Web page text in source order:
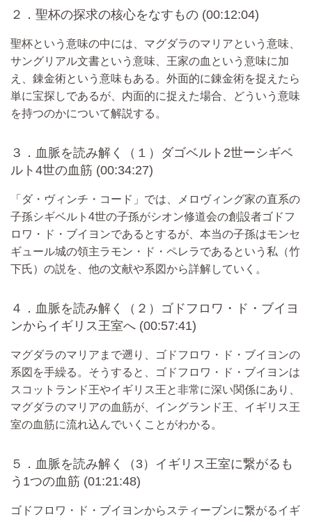
２．聖杯の探求の核心をなすもの (00:12:04)
聖杯という意味の中には、マグダラのマリアという意味、
サングリアル文書という意味、王家の血という意味に加
え、錬金術という意味もある。外面的に錬金術を捉えたら
単に宝探しであるが、内面的に捉えた場合、どういう意味
を持つのかについて解説する。
３．血脈を読み解く（１）ダゴベルト2世ーシギベ
ルト4世の血筋 (00:34:27)
「ダ・ヴィンチ・コード」では、メロヴィング家の直系の
子孫シギベルト4世の子孫がシオン修道会の創設者ゴドフ
ロワ・ド・ブイヨンであるとするが、本当の子孫はモンセ
ギュール城の領主ラモン・ド・ペレラであるという私（竹
下氏）の説を、他の文献や系図から詳解していく。
４．血脈を読み解く（２）ゴドフロワ・ド・ブイヨ
ンからイギリス王室へ (00:57:41)
マグダラのマリアまで遡り、ゴドフロワ・ド・ブイヨンの
系図を手繰る。そうすると、ゴドフロワ・ド・ブイヨンは
スコットランド王やイギリス王と非常に深い関係にあり、
マグダラのマリアの血筋が、イングランド王、イギリス王
室の血筋に流れ込んでいくことがわかる。
５．血脈を読み解く（3）イギリス王室に繋がるも
う1つの血筋 (01:21:48)
ゴドフロワ・ド・ブイヨンからスティーブンに繋がるイギ